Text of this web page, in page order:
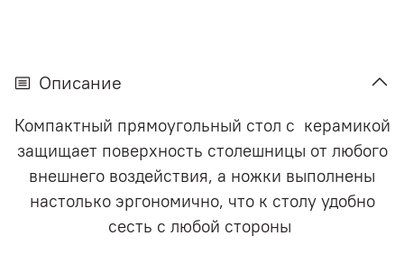
Описание
Компактный прямоугольный стол с керамикой
защищает поверхность столешницы от любого
внешнего воздействия, а ножки выполнены
настолько эргономично, что к столу удобно
сесть с любой стороны